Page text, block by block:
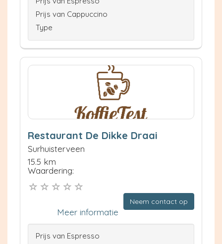
Prijs van Cappuccino
Type
Restaurant De Dikke Draai
Surhuisterveen
15.5 km
Waardering:
Neem contact op
Meer informatie
Prijs van Espresso